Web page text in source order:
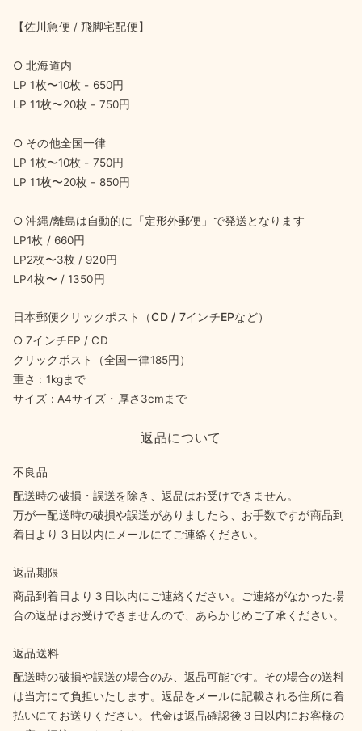
【佐川急便 / 飛脚宅配便】
○ 北海道内
LP 1枚〜10枚 - 650円
LP 11枚〜20枚 - 750円
○ その他全国一律
LP 1枚〜10枚 - 750円
LP 11枚〜20枚 - 850円
○ 沖縄/離島は自動的に「定形外郵便」で発送となります
LP1枚 / 660円
LP2枚〜3枚 / 920円
LP4枚〜 / 1350円
日本郵便クリックポスト（CD / 7インチEPなど）
○ 7インチEP / CD
クリックポスト（全国一律185円）
重さ : 1kgまで
サイズ : A4サイズ・厚さ3cmまで
返品について
不良品
配送時の破損・誤送を除き、返品はお受けできません。
万が一配送時の破損や誤送がありましたら、お手数ですが商品到
着日より３日以内にメールにてご連絡ください。
返品期限
商品到着日より３日以内にご連絡ください。ご連絡がなかった場
合の返品はお受けできませんので、あらかじめご了承ください。
返品送料
配送時の破損や誤送の場合のみ、返品可能です。その場合の送料
は当方にて負担いたします。返品をメールに記載される住所に着
払いにてお送りください。代金は返品確認後３日以内にお客様の